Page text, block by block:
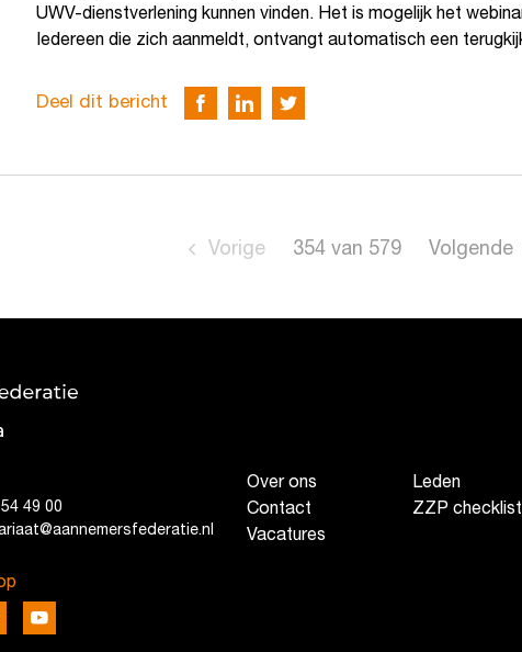
UWV-dienstverlening kunnen vinden. Het is mogelijk het
Iedereen die zich aanmeldt, ontvangt automatisch een
Deel dit bericht
Vorige 354van 579 Volgende
49 00
Over ons
Contact
Vacatures
Leden
ZZP checklist